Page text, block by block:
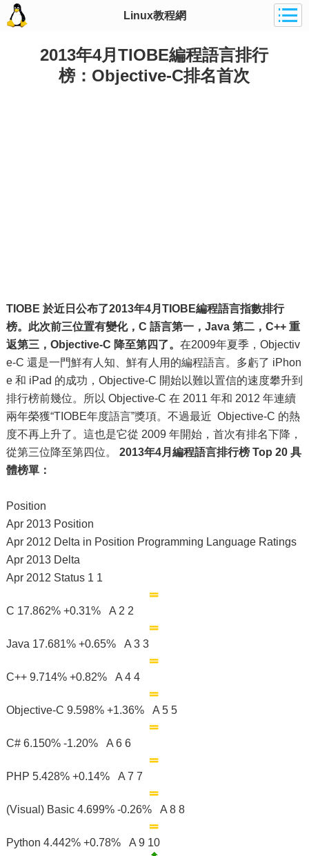
Linux教程網
2013年4月TIOBE編程語言排行
榜：Objective-C排名首次
TIOBE 於近日公布了2013年4月TIOBE編程語言指數排行
榜。此次前三位置有變化，C 語言第一，Java 第二，C++ 重
返第三，Objective-C 降至第四了。 在2009年夏季，Objectiv
e-C 還是一門鮮有人知、鮮有人用的編程語言。多虧了 iPhon
e 和 iPad 的成功，Objective-C 開始以難以置信的速度攀升到
排行榜前幾位。所以 Objective-C 在 2011 年和 2012 年連續
兩年榮獲“TIOBE年度語言”獎項。不過最近 Objective-C 的熱
度不再上升了。這也是它從 2009 年開始，首次有排名下降，
從第三位降至第四位。 2013年4月編程語言排行榜 Top 20 具
體榜單：
Position
Apr 2013 Position
Apr 2012 Delta in Position Programming Language Ratings
Apr 2013 Delta
Apr 2012 Status 1 1
C 17.862% +0.31% A 2 2
Java 17.681% +0.65% A 3 3
C++ 9.714% +0.82% A 4 4
Objective-C 9.598% +1.36% A 5 5
C# 6.150% -1.20% A 6 6
PHP 5.428% +0.14% A 7 7
(Visual) Basic 4.699% -0.26% A 8 8
Python 4.442% +0.78% A 9 10